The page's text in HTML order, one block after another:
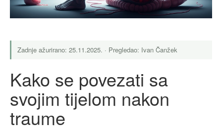
Zadnje ažurirano: 25.11.2025. · Pregledao: Ivan Čanžek
Kako se povezati sa
svojim tijelom nakon
traume